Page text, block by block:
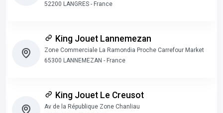
52200 LANGRES - France
King Jouet Lannemezan
Zone Commerciale La Ramondia Proche Carrefour Market
65300 LANNEMEZAN - France
King Jouet Le Creusot
Av de la République Zone Chanliau